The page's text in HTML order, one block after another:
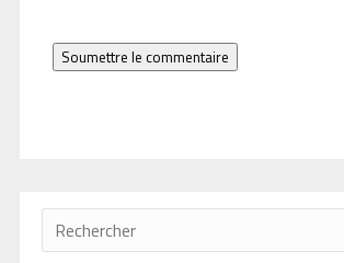
Soumettre le commentaire